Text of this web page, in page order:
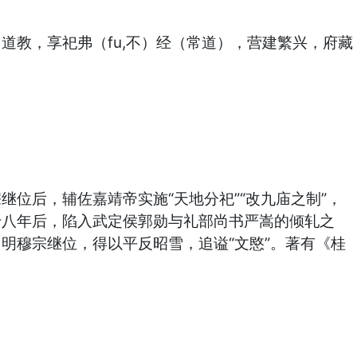
教，享祀弗（fu,不）经（常道），营建繁兴，府藏
后，辅佐嘉靖帝实施“天地分祀”“改九庙之制”，
年后，陷入武定侯郭勋与礼部尚书严嵩的倾轧之
穆宗继位，得以平反昭雪，追谥“文愍”。著有《桂